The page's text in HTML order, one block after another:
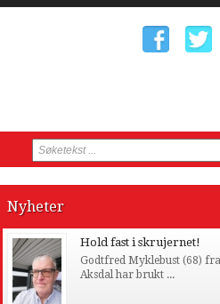
Nyheter
Hold fast i skrujernet!
Godtfred Myklebust (68) fra
Aksdal har brukt ...